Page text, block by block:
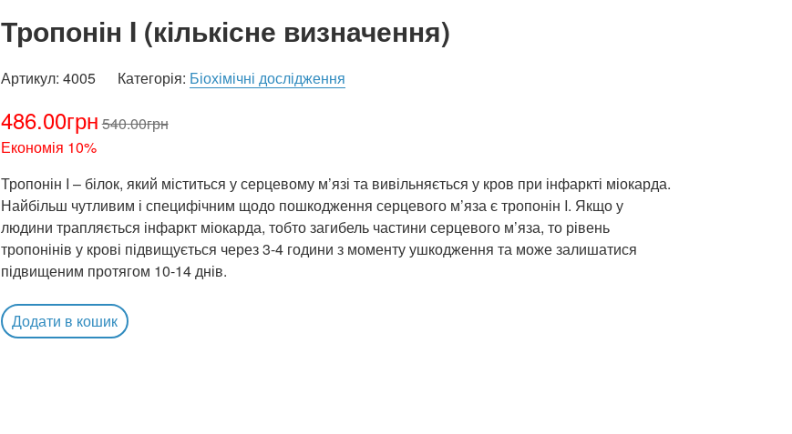
Тропонін I (кількісне визначення)
Артикул: 4005 Категорія: Біохімічні дослідження
486.00грн 540.00грн
Економія 10%
Тропонін I – білок, який міститься у серцевому м’язі та вивільняється у кров при інфаркті міокарда.
Найбільш чутливим і специфічним щодо пошкодження серцевого м’яза є тропонін I. Якщо у
людини трапляється інфаркт міокарда, тобто загибель частини серцевого м’яза, то рівень
тропонінів у крові підвищується через 3-4 години з моменту ушкодження та може залишатися
підвищеним протягом 10-14 днів.
Додати в кошик